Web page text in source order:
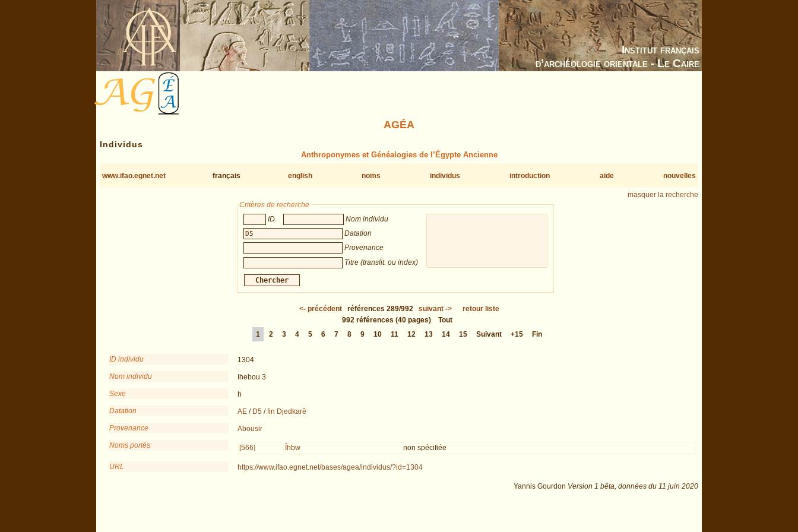
Institut français
d’archéologie orientale - Le Caire
AGÉA
Individus
Anthroponymes et Généalogies de l’Égypte Ancienne
www.ifao.egnet.net français english noms individus introduction aide nouvelles
masquer la recherche
Critères de recherche
ID
Nom individu
Datation
Provenance
Titre (translit. ou index)
<- précédent références 289/992 suivant->
retour liste
992 références (40 pages)
Tout
1
2 3 4 5 6 7 8 9 10 11 12 13 14 15 Suivant +15 Fin
ID individu
1304
Nom individu
Ihebou 3
Sexe
h
Datation
AE/ D5/fin Djedkarê
Provenance
Abousir
Noms portés
[566] Ỉhbw non spécifiée
URL https://www.ifao.egnet.net/bases/agea/individus/?id=1304
Yannis Gourdon Version 1 bêta,données du 11 juin 2020